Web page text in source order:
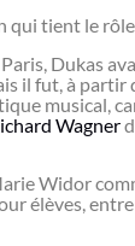
qui tient le
Dukas
fut, à partir
musical,
Wagner
Widor
élèves,